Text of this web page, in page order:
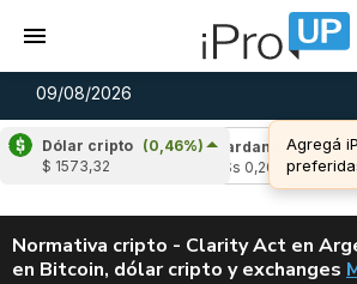
09/08/2026
Agregá
Dólar cripto (0,46%)
$ 1573,32
(-0,34%)
Cardano (-1,28%)
u$s 0,20
ALERTA
Normativa cripto - Clarity Act en
en Bitcoin, dólar cripto y exchanges